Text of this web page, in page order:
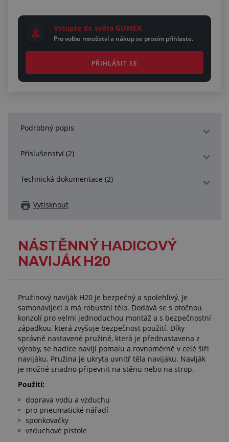
Vstupte do světa GUMEX
Pro volbu množství a nákup se prosím přihlaste.
PŘIHLÁSIT SE
Podrobný popis
Příslušenství (2)
Technická dokumentace (2)
Vytisknout
NÁSTĚNNÝ HADICOVÝ
NAVIJÁK H20
Pružinový naviják H20 je bezpečný a spolehlivý. Je
samonavíjecí a má robustní tělo. Dodává se s otočnou
konzolí pro velmi jednoduchou montáž a s bezpečnostní
západkou, která zvyšuje bezpečnost použití. Díky
správně nastavené pružině, která je přednastavena z
výroby, se hadice navíjí pomalu a rovnoměrně v celé šíři
navijáku. Pružina je ukryta uvnitř těla navijáku. Naviják
je možné snadno připevnit na stěnu nebo na strop.
Použití:
doprava vodu a vzduchu
pro pneumatické nářadí
sponkovačky
vzduchové pistole